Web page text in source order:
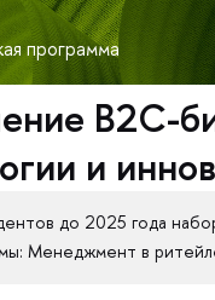
программа
B2C-
и
до 2025 года
Менеджмент в